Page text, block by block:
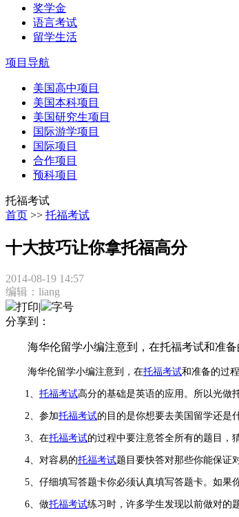
奖学金
语言考试
留学生活
项目导航
美国高中项目
美国本科项目
美国研究生项目
国际游学项目
国际项目
合作项目
预科项目
托福考试
首页 >> 托福考试
十大技巧让你拿托福高分
2014-08-19 14:57
编辑：liang
打印|
字号
分享到：
海华伦留学小编注意到，在托福考试和准备
海华伦留学小编注意到，在托福考试和准备的过
1、 托福考试高分的基础是英语的应用。所以光做
2、参加托福考试的目的是你想要去美国留学还是
3、在托福考试的过程中要注意答全所有的题目，
4、对容易的托福考试题目要快答对那些你能保证
5、仔细填写答题卡你必须认真填写答题卡。如果你
6、做托福考试练习时，许多学生发现以前做对的